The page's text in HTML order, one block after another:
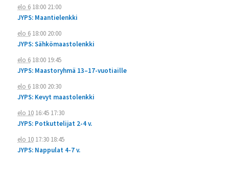
elo 618:00 21:00
JYPS: Maantielenkki
elo 618:00 20:00
JYPS: Sähkömaastolenkki
elo 618:00 19:45
JYPS: Maastoryhmä 13–17-vuotiaille
elo 618:00 20:30
JYPS: Kevyt maastolenkki
elo 1016:45 17:30
JYPS: Potkuttelijat 2-4 v.
elo 1017:30 18:45
JYPS: Nappulat 4-7 v.